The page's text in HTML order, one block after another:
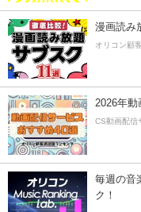
漫画読み
オリコン顧
2026年動
CS動画配信
毎週の音
ク！